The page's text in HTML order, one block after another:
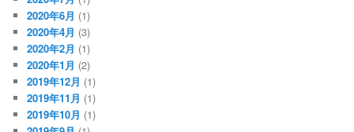
2020年6月 (1)
2020年4月 (3)
2020年2月 (1)
2020年1月 (2)
2019年12月 (1)
2019年11月 (1)
2019年10月 (1)